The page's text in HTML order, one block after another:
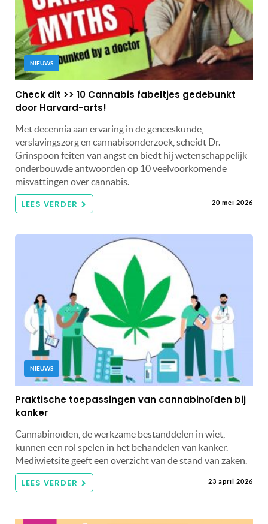
NIEUWS
Check dit >> 10 Cannabis fabeltjes gedebunkt
door Harvard-arts!
Met decennia aan ervaring in de geneeskunde,
verslavingszorg en cannabisonderzoek, scheidt Dr.
Grinspoon feiten van angst en biedt hij wetenschappelijk
onderbouwde antwoorden op 10 veelvoorkomende
misvattingen over cannabis.
LEES VERDER 20 mei 2026
NIEUWS
Praktische toepassingen van cannabinoïden bij
kanker
Cannabinoïden, de werkzame bestanddelen in wiet,
kunnen een rol spelen in het behandelen van kanker.
Mediwietsite geeft een overzicht van de stand van zaken.
LEES VERDER 23 april 2026